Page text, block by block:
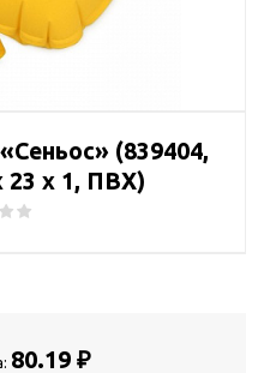
(839404,
23 х 1, ПВХ)
80.19 ₽